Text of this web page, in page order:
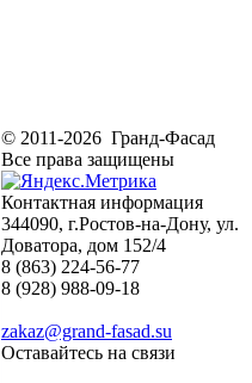
© 2011-2026 Гранд-Фасад
Все права защищены
Контактная информация
344090, г.Ростов-на-Дону, ул.
Доватора, дом 152/4
8 (863) 224-56-77
8 (928) 988-09-18
zakaz@grand-fasad.su
Оставайтесь на связи